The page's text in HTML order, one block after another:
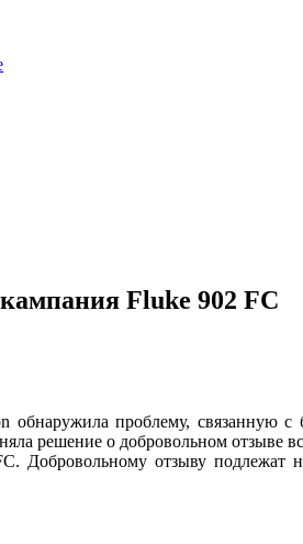
Fluke 902 FC
проблему, связанную с
решение о добровольном отзыве
Добровольному отзыву